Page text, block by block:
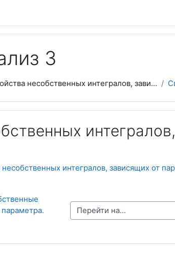
3
несобственных интегралов, зави...
интегралов, зависящих от
Перейти на...